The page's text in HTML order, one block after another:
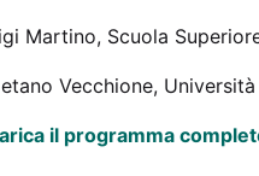
Martino, Scuola
Vecchione,
il programma